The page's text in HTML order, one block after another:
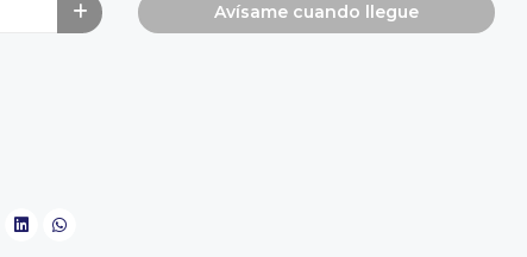
Avísame cuando llegue